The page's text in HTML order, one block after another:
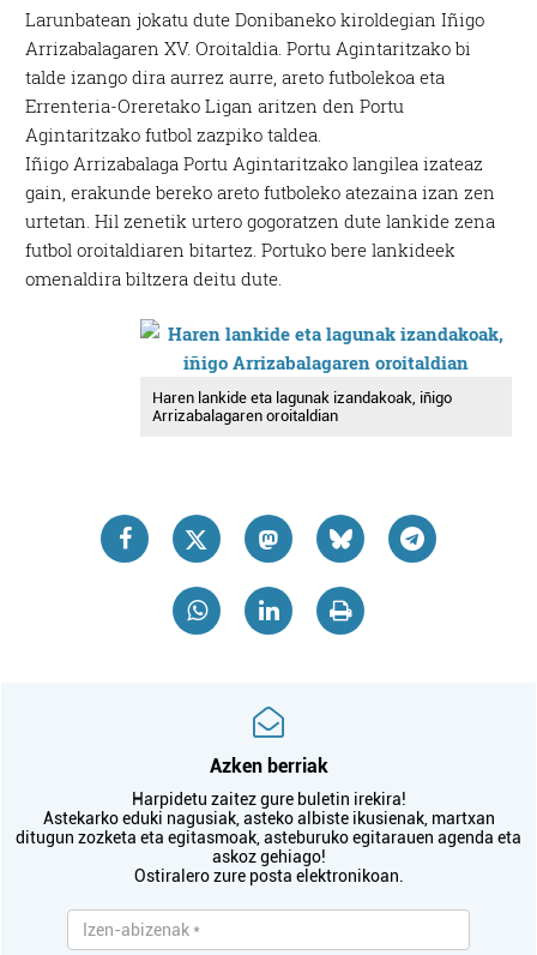
Larunbatean jokatu dute Donibaneko kiroldegian Iñigo
Arrizabalagaren XV. Oroitaldia. Portu Agintaritzako bi
talde izango dira aurrez aurre, areto futbolekoa eta
Errenteria-Oreretako Ligan aritzen den Portu
Agintaritzako futbol zazpiko taldea.
Iñigo Arrizabalaga Portu Agintaritzako langilea izateaz
gain, erakunde bereko areto futboleko atezaina izan zen
urtetan. Hil zenetik urtero gogoratzen dute lankide zena
futbol oroitaldiaren bitartez. Portuko bere lankideek
omenaldira biltzera deitu dute.
Haren lankide eta lagunak izandakoak, iñigo
Arrizabalagaren oroitaldian
Azken berriak
Harpidetu zaitez gure buletin irekira!
Astekarko eduki nagusiak, asteko albiste ikusienak, martxan
ditugun zozketa eta egitasmoak, asteburuko egitarauen agenda eta
askoz gehiago!
Ostiralero zure posta elektronikoan.